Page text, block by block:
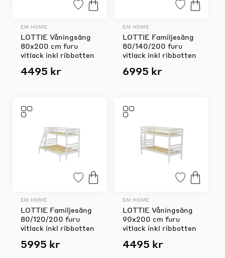
EM HOME
LOTTIE Våningsäng
80x200 cm furu
vitlack inkl ribbotten
4495 kr
EM HOME
LOTTIE Familjesäng
80/140/200 furu
vitlack inkl ribbotten
6995 kr
EM HOME
LOTTIE Familjesäng
80/120/200 furu
vitlack inkl ribbotten
5995 kr
EM HOME
LOTTIE Våningsäng
90x200 cm furu
vitlack inkl ribbotten
4495 kr